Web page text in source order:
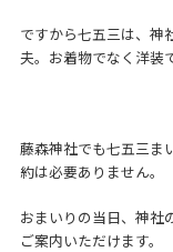
ですから七五三は、神
夫。お着物でなく洋装
藤森神社でも七五三ま
約は必要ありません。
おまいりの当日、神社
ご案内いただけます。